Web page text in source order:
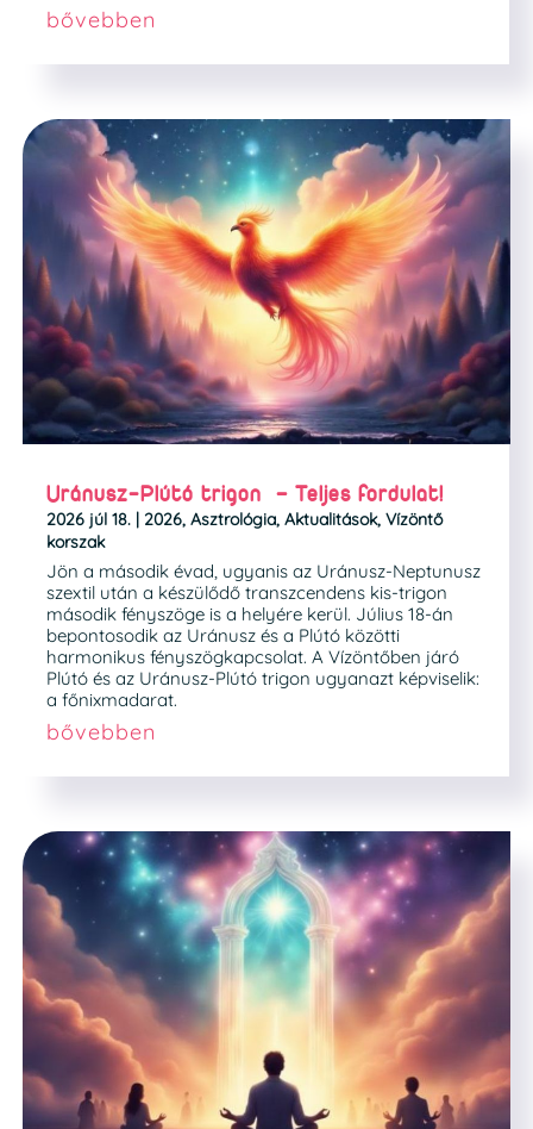
bővebben
Uránusz-Plútó trigon – Teljes fordulat!
2026 júl 18. | 2026, Asztrológia, Aktualitások, Vízöntő
korszak
Jön a második évad, ugyanis az Uránusz-Neptunusz
szextil után a készülődő transzcendens kis-trigon
második fényszöge is a helyére kerül. Július 18-án
bepontosodik az Uránusz és a Plútó közötti
harmonikus fényszögkapcsolat. A Vízöntőben járó
Plútó és az Uránusz-Plútó trigon ugyanazt képviselik:
a főnixmadarat.
bővebben